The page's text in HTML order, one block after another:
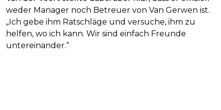
weder Manager noch Betreuer von Van Gerwen ist.
„Ich gebe ihm Ratschläge und versuche, ihm zu
helfen, wo ich kann. Wir sind einfach Freunde
untereinander.“